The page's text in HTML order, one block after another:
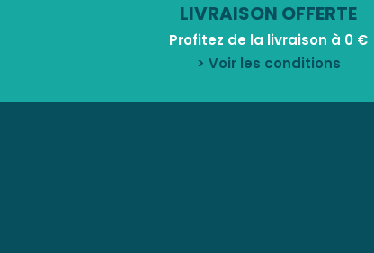
LIVRAISON OFFERTE
Profitez de la livraison à 0 €
> Voir les conditions